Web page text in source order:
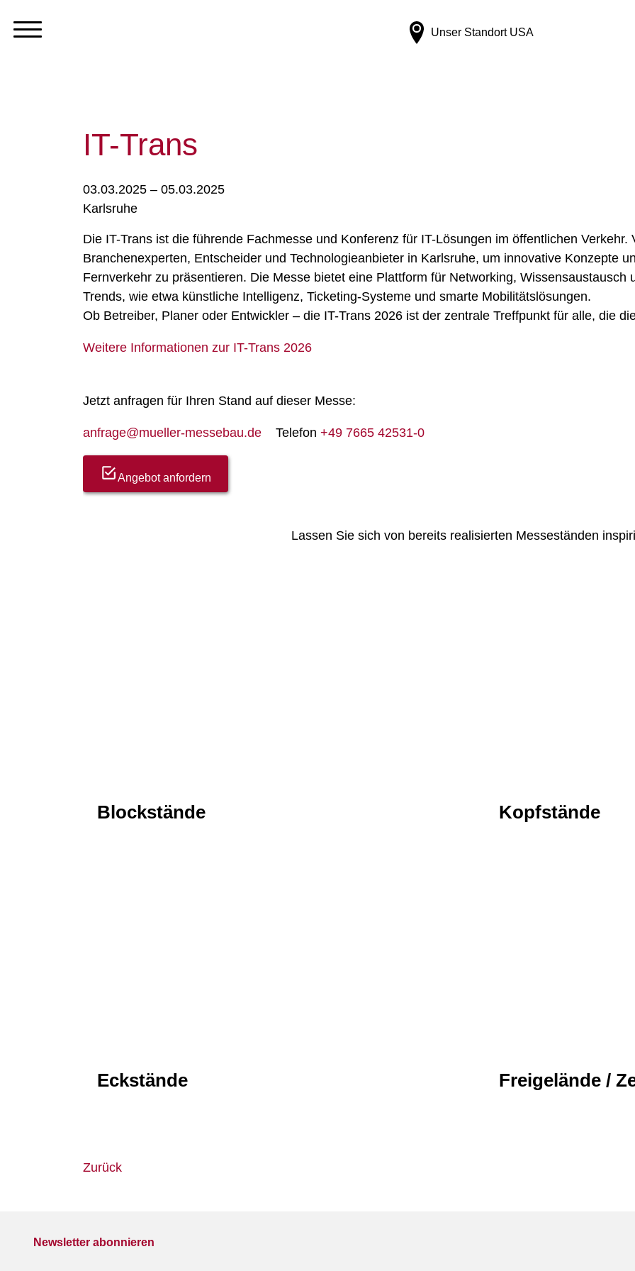
Unser Standort USA
IT-Trans
03.03.2025 – 05.03.2025
Karlsruhe
Die IT-Trans ist die führende Fachmesse und Konferenz für IT-Lösungen im öffentlichen
Branchenexperten, Entscheider und Technologieanbieter in Karlsruhe, um innovative Konzepte
Fernverkehr zu präsentieren. Die Messe bietet eine Plattform für Networking, Wissensaustausch
Trends, wie etwa künstliche Intelligenz, Ticketing-Systeme und smarte Mobilitätslösungen.
Ob Betreiber, Planer oder Entwickler – die IT-Trans 2026 ist der zentrale Treffpunkt für alle, die
Weitere Informationen zur IT-Trans 2026
Jetzt anfragen für Ihren Stand auf dieser Messe:
anfrage@mueller-messebau.de Telefon +49 7665 42531-0
Angebot anfordern
Lassen Sie sich von bereits realisierten Messeständen
Blockstände Kopfstände
Eckstände Freigelände /
Zurück
Newsletter abonnieren